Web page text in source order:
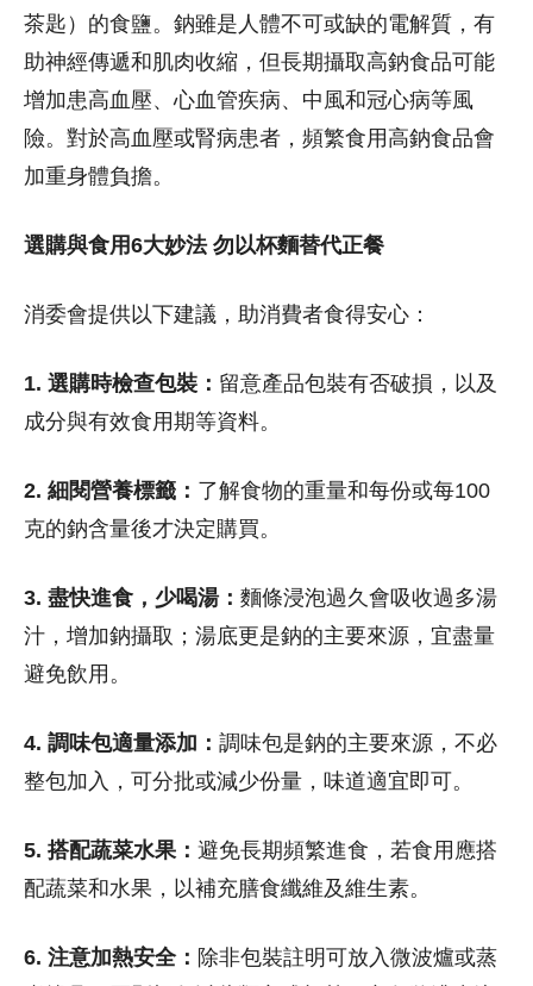
茶匙）的食鹽。鈉雖是人體不可或缺的電解質，有
助神經傳遞和肌肉收縮，但長期攝取高鈉食品可能
增加患高血壓、心血管疾病、中風和冠心病等風
險。對於高血壓或腎病患者，頻繁食用高鈉食品會
加重身體負擔。
選購與食用6大妙法 勿以杯麵替代正餐
消委會提供以下建議，助消費者食得安心：
1. 選購時檢查包裝 ： 留意產品包裝有否破損，以及
成分與有效食用期等資料。
2. 細閱營養標籤： 了解食物的重量和每份或每100
克的鈉含量後才決定購買。
3. 盡快進食，少喝湯： 麵條浸泡過久會吸收過多湯
汁，增加鈉攝取；湯底更是鈉的主要來源，宜盡量
避免飲用。
4. 調味包適量添加： 調味包是鈉的主要來源，不必
整包加入，可分批或減少份量，味道適宜即可。
5. 搭配蔬菜水果： 避免長期頻繁進食，若食用應搭
配蔬菜和水果，以補充膳食纖維及維生素。
6. 注意加熱安全： 除非包裝註明可放入微波爐或蒸